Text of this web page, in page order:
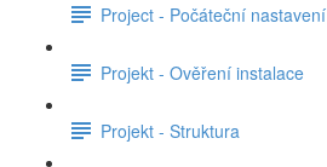
Project - Počáteční nastavení
Projekt - Ověření instalace
Projekt - Struktura